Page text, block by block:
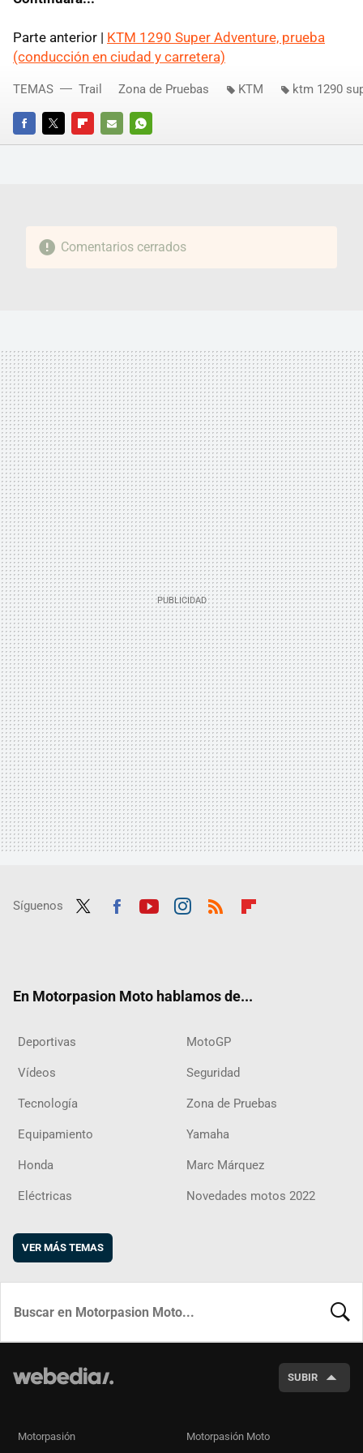
Parte anterior | KTM 1290 Super Adventure, prueba
(conducción en ciudad y carretera)
FACEBOOKTWITTERFLIPBOARD
E-
WHATSAPP
TEMAS Trail Zona de Pruebas KTM ktm 1290
Comentarios cerrados
Síguenos
En Motorpasion Moto hablamos de...
Deportivas MotoGP
Vídeos Seguridad
Tecnología Zona de Pruebas
Equipamiento Yamaha
Honda Marc Márquez
Eléctricas Novedades motos 2022
VER MÁS TEMAS
SUBIR
Motorpasión Motorpasión Moto